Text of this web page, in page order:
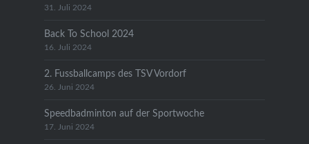
31. Juli 2024
Back To School 2024
16. Juli 2024
2. Fussballcamps des TSV Vordorf
26. Juni 2024
Speedbadminton auf der Sportwoche
17. Juni 2024